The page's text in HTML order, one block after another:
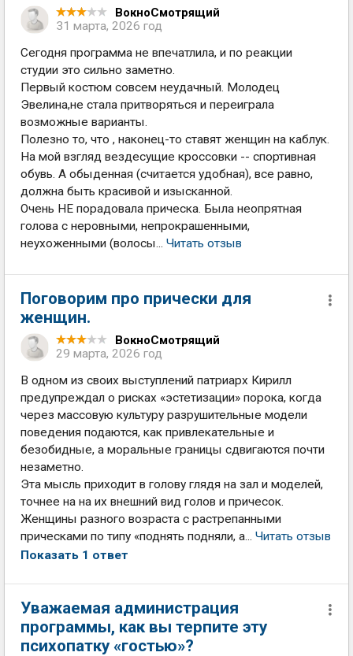
ВокноСмотрящий
31 марта, 2026 год
Сегодня программа не впечатлила, и по реакции
студии это сильно заметно.
Первый костюм совсем неудачный. Молодец
Эвелина,не стала притворяться и переиграла
возможные варианты.
Полезно то, что , наконец-то ставят женщин на каблук.
На мой взгляд вездесущие кроссовки -- спортивная
обувь. А обыденная (считается удобная), все равно,
должна быть красивой и изысканной.
Очень НЕ порадовала прическа. Была неопрятная
голова с неровными, непрокрашенными,
неухоженными (волосы... Читать отзыв
Поговорим про прически для
женщин.
ВокноСмотрящий
29 марта, 2026 год
В одном из своих выступлений патриарх Кирилл
предупреждал о рисках «эстетизации» порока, когда
через массовую культуру разрушительные модели
поведения подаются, как привлекательные и
безобидные, а моральные границы сдвигаются почти
незаметно.
Эта мысль приходит в голову глядя на зал и моделей,
точнее на на их внешний вид голов и причесок.
Женщины разного возраста с растрепанными
прическами по типу «поднять подняли, а... Читать отзыв
Показать 1 ответ
Уважаемая администрация
программы, как вы терпите эту
психопатку «гостью»?